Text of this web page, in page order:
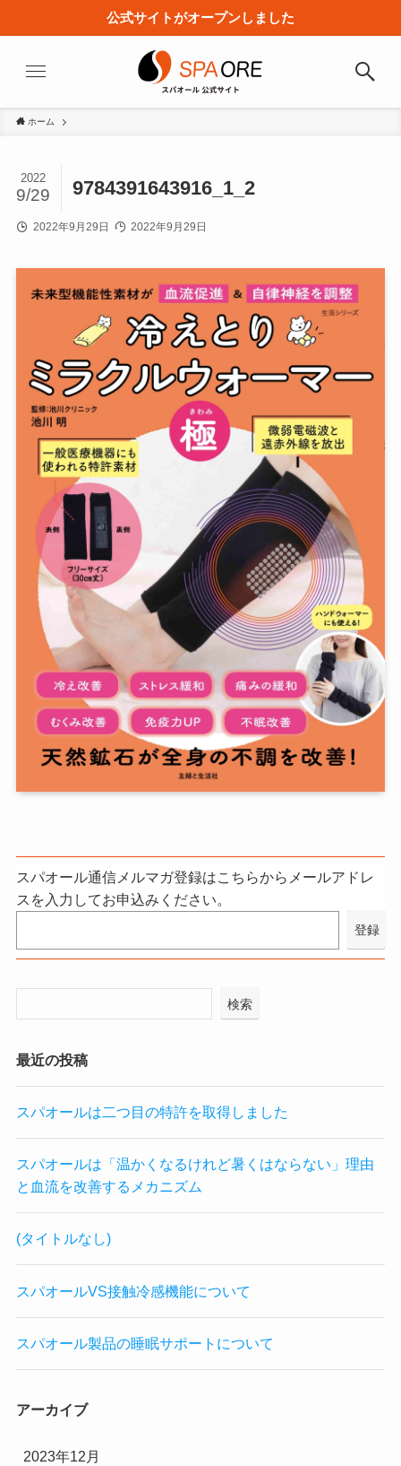
公式サイトがオープンしました
ホーム
9784391643916_1_2
2022
9/29
2022年9月29日 2022年9月29日
スパオール通信メルマガ登録はこちらからメールアドレ
スを入力してお申込みください。
検索
最近の投稿
スパオールは二つ目の特許を取得しました
スパオールは「温かくなるけれど暑くはならない」理由
と血流を改善するメカニズム
(タイトルなし)
スパオールVS接触冷感機能について
スパオール製品の睡眠サポートについて
アーカイブ
2023年12月